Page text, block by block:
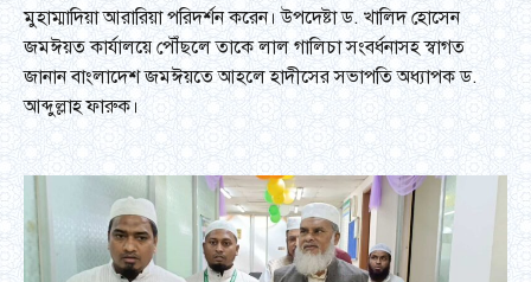
মুহাম্মাদিয়া আরারিয়া পরিদর্শন করেন। উপদেষ্টা ড. খালিদ হোসেন
জমঈয়ত কার্যালয়ে পৌঁছলে তাকে লাল গালিচা সংবর্ধনাসহ স্বাগত
জানান বাংলাদেশ জমঈয়তে আহলে হাদীসের সভাপতি অধ্যাপক ড.
আব্দুল্লাহ ফারুক।